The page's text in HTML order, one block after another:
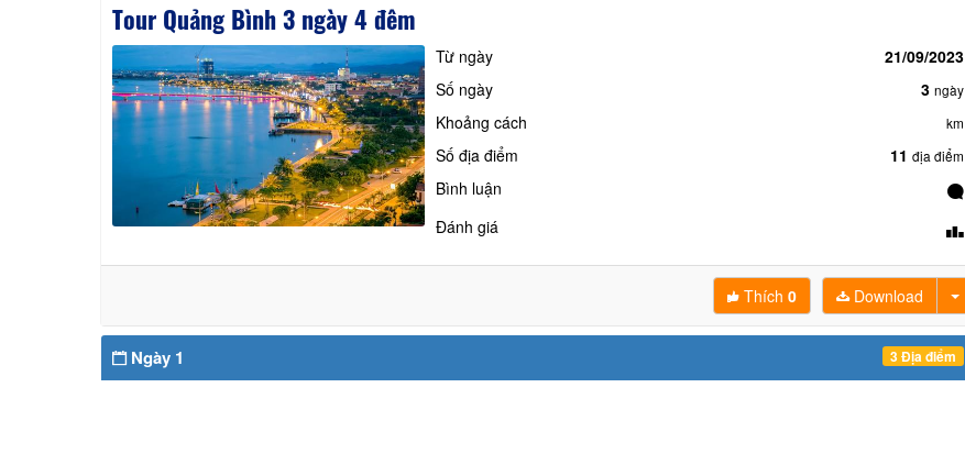
Tour Quảng Bình 3 ngày 4 đêm
Từ ngày
21/09/2023
Số ngày
3 ngày
Khoảng cách km
Số địa điểm 11 địa điểm
Bình luận
Đánh giá
Download
Thích 0
Ngày 1 3 Địa điểm